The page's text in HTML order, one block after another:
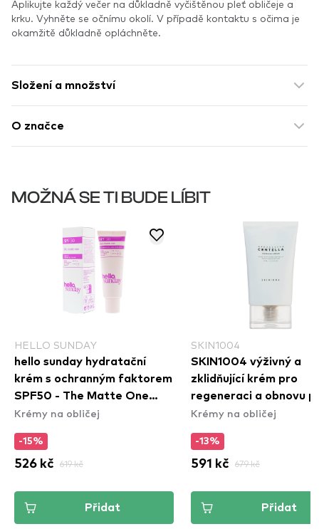
Aplikujte každý večer na důkladně vyčištěnou pleť obličeje a
krku. Vyhněte se očnímu okolí. V případě kontaktu s očima je
okamžitě důkladně opláchněte.
Složení a množství
O značce
MOŽNÁ SE TI BUDE LÍBIT
HELLO SUNDAY
hello sunday hydratační
krém s ochranným faktorem
SPF50 - The Matte One
(SPF50)
Krémy na obličej
-15%
526 kč 619 kč
Přidat
SKIN1004
SKIN1004 výživný a
zklidňující krém pro
regeneraci a obnovu
Madagascar Centella
Krémy na obličej
-13%
591 kč 679 kč
Přidat